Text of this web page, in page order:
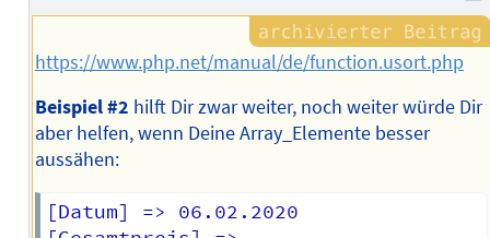
https://www.php.net/manual/de/function.usort.php
Beispiel #2 hilft Dir zwar weiter, noch weiter würde Dir
aber helfen, wenn Deine Array_Elemente besser
aussähen:
[Datum] => 06.02.2020